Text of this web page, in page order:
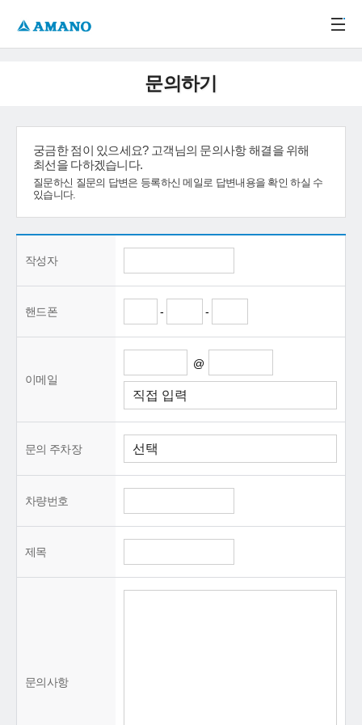
문의하기
궁금한 점이 있으세요? 고객님의 문의사항 해결을 위해
최선을 다하겠습니다.
질문하신 질문의 답변은 등록하신 메일로 답변내용을 확인 하실 수
있습니다.
작성자
핸드폰 - -
이메일
@
문의 주차장
차량번호
제목
문의사항